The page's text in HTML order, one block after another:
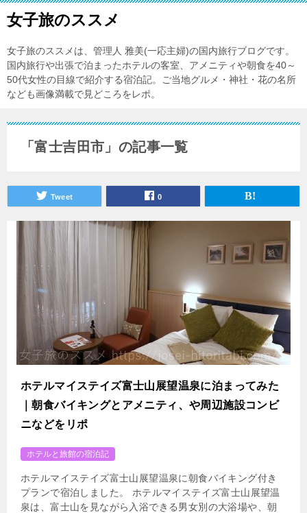
女子旅のススメ
女子旅のススメは、管理人 雅美(一応主婦)の国内旅行ブログです。
国内旅行や出張で泊まったホテルの客室、アメニティや朝食を40～
50代女性の目線で紹介する宿泊記。ご当地グルメ・神社・花の名所
なども画像満載で見どころをレポ。
「富士吉田市」の記事一覧
Tweet 0
ホテルマイステイズ富士山展望温泉に泊まってみた
｜朝食バイキングとアメニティ、や周辺施設コンビ
ニなどをリポ
ホテルと旅館の宿泊記
ホテルマイステイズ富士山展望温泉に朝食バイキング付き
プランで宿泊しました。 ホテルマイステイズ富士山展望温
泉は、富士山を見ながら入浴できる男女別の大浴場や、朝